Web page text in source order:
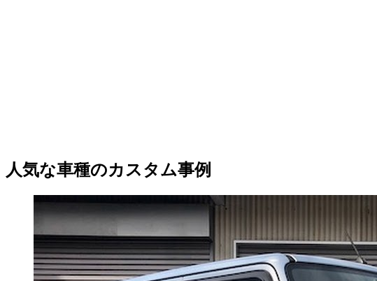
人気な車種のカスタム事例